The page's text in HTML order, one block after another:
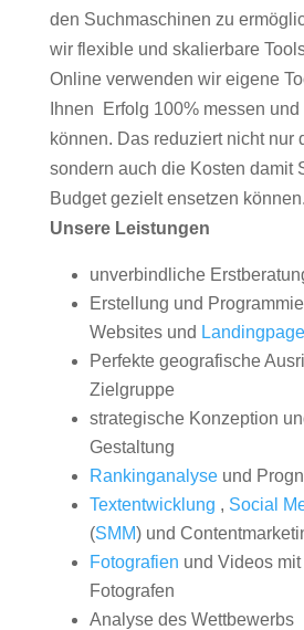
den Suchmaschinen zu
wir flexible und skalierbare
Online verwenden wir eigene
Ihnen Erfolg 100% messen
können. Das reduziert nicht nur
sondern auch die Kosten damit
Budget gezielt ensetzen können.
Unsere Leistungen
unverbindliche
Erstellung und
Websites und
Perfekte geografische
Zielgruppe
strategische Konzeption
Gestaltung
Rankinganalyseund
Textentwicklung , Social
(SMM) und
Fotografien und Videos
Fotografen
Analyse des Wettbewerbs